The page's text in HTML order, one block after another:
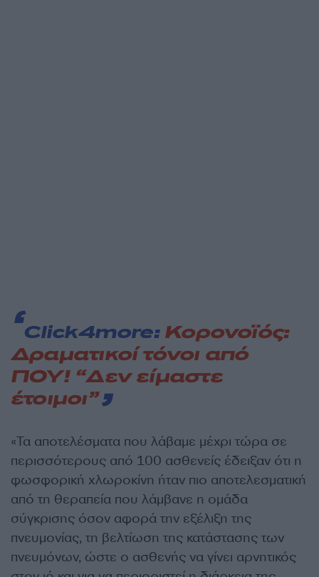
Click4more: Κορονοϊός:
Δραματικοί τόνοι από
ΠΟΥ! “Δεν είμαστε
έτοιμοι”
«Τα αποτελέσματα που λάβαμε μέχρι τώρα σε
περισσότερους από 100 ασθενείς έδειξαν ότι η
φωσφορική χλωροκίνη ήταν πιο αποτελεσματική
από τη θεραπεία που λάμβανε η ομάδα
σύγκρισης όσον αφορά την εξέλιξη της
πνευμονίας, τη βελτίωση της κατάστασης των
πνευμόνων, ώστε ο ασθενής να γίνει αρνητικός